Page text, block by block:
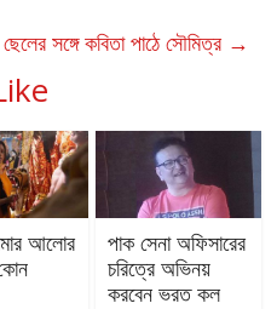
ছেলের সঙ্গে কবিতা পাঠে সৌমিত্র →
আলোর
পাক সেনা অফিসারের
চরিত্রে অভিনয়
করবেন ভরত কল